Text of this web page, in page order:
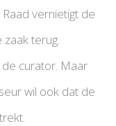
vernietigt de
terug.
curator. Maar
wil ook dat de